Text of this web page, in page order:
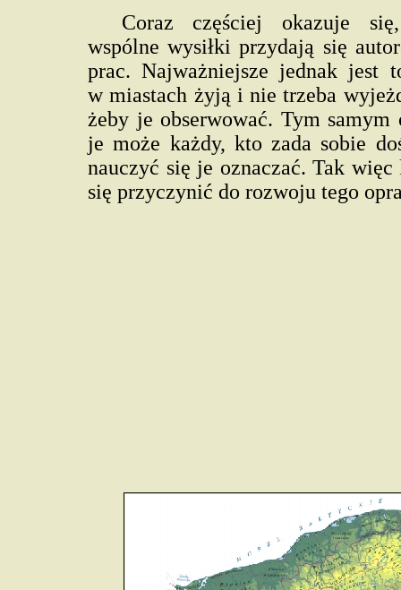
Coraz częściej okazuje
wspólne wysiłki przydają się
prac. Najważniejsze jednak jest
w miastach żyją i nie trzeba
żeby je obserwować. Tym samym
je może każdy, kto zada sobie
nauczyć się je oznaczać. Tak więc
się przyczynić do rozwoju tego